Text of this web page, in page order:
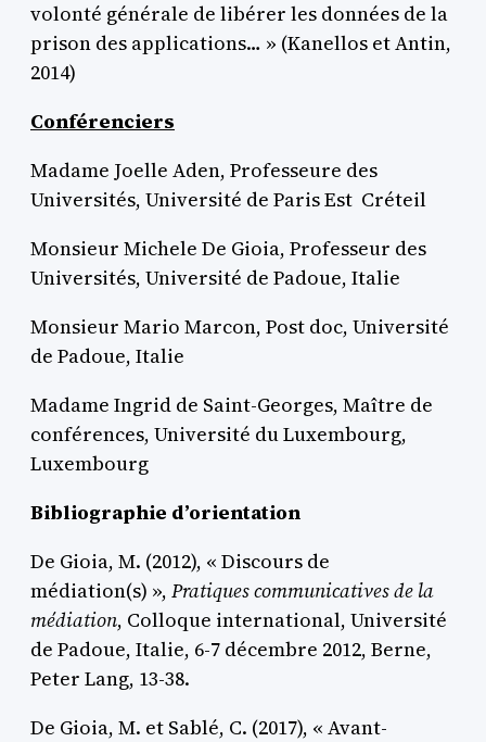
volonté générale de libérer les données de la
prison des applications… » (Kanellos et Antin,
2014)
Conférenciers
Madame Joelle Aden, Professeure des
Universités, Université de Paris Est Créteil
Monsieur Michele De Gioia, Professeur des
Universités, Université de Padoue, Italie
Monsieur Mario Marcon, Post doc, Université
de Padoue, Italie
Madame Ingrid de Saint-Georges, Maître de
conférences, Université du Luxembourg,
Luxembourg
Bibliographie d’orientation
De Gioia, M. (2012), « Discours de
médiation(s) », Pratiques communicatives de la
médiation, Colloque international, Université
de Padoue, Italie, 6-7 décembre 2012, Berne,
Peter Lang, 13-38.
De Gioia, M. et Sablé, C. (2017), « Avant-